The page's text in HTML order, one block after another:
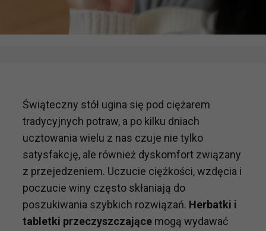
Świąteczny stół ugina się pod ciężarem
tradycyjnych potraw, a po kilku dniach
ucztowania wielu z nas czuje nie tylko
satysfakcję, ale również dyskomfort związany
z przejedzeniem. Uczucie ciężkości, wzdęcia i
poczucie winy często skłaniają do
poszukiwania szybkich rozwiązań. Herbatki i
tabletki przeczyszczające mogą wydawać